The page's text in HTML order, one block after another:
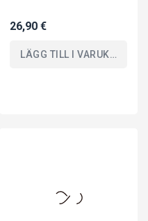
LÄGG TILL I VARUKORGEN